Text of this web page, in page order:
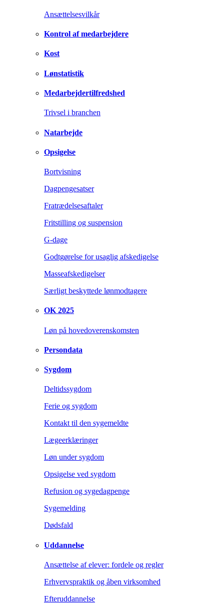
Ansættelsesvilkår
Kontrol af medarbejdere
Kost
Lønstatistik
Medarbejdertilfredshed
Trivsel i branchen
Natarbejde
Opsigelse
Bortvisning
Dagpengesatser
Fratrædelsesaftaler
Fritstilling og suspension
G-dage
Godtgørelse for usaglig afskedigelse
Masseafskedigelser
Særligt beskyttede lønmodtagere
OK 2025
Løn på hovedoverenskomsten
Persondata
Sygdom
Deltidssygdom
Ferie og sygdom
Kontakt til den sygemeldte
Lægeerklæringer
Løn under sygdom
Opsigelse ved sygdom
Refusion og sygedagpenge
Sygemelding
Dødsfald
Uddannelse
Ansættelse af elever: fordele og regler
Erhvervspraktik og åben virksomhed
Efteruddannelse